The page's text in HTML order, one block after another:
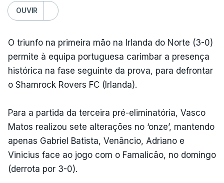
OUVIR
O triunfo na primeira mão na Irlanda do Norte (3-0)
permite à equipa portuguesa carimbar a presença
histórica na fase seguinte da prova, para defrontar
o Shamrock Rovers FC (Irlanda).
Para a partida da terceira pré-eliminatória, Vasco
Matos realizou sete alterações no ‘onze’, mantendo
apenas Gabriel Batista, Venâncio, Adriano e
Vinicius face ao jogo com o Famalicão, no domingo
(derrota por 3-0).